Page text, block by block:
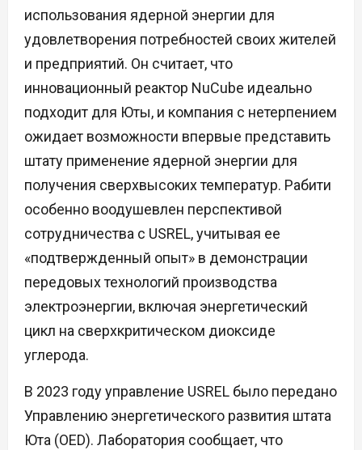
использования ядерной энергии для
удовлетворения потребностей своих жителей
и предприятий. Он считает, что
инновационный реактор NuCube идеально
подходит для Юты, и компания с нетерпением
ожидает возможности впервые представить
штату применение ядерной энергии для
получения сверхвысоких температур. Рабити
особенно воодушевлен перспективой
сотрудничества с USREL, учитывая ее
«подтвержденный опыт» в демонстрации
передовых технологий производства
электроэнергии, включая энергетический
цикл на сверхкритическом диоксиде
углерода.
В 2023 году управление USREL было передано
Управлению энергетического развития штата
Юта (OED). Лаборатория сообщает, что